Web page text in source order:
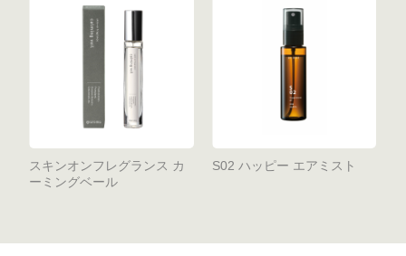
スキンオンフレグランス カ
ーミングベール
S02 ハッピー エアミスト